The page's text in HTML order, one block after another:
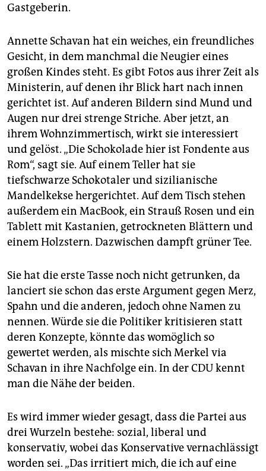
Gastgeberin.
Annette Schavan hat ein weiches, ein freundliches
Gesicht, in dem manchmal die Neugier eines
großen Kindes steht. Es gibt Fotos aus ihrer Zeit als
Ministerin, auf denen ihr Blick hart nach innen
gerichtet ist. Auf anderen Bildern sind Mund und
Augen nur drei strenge Striche. Aber jetzt, an
ihrem Wohnzimmertisch, wirkt sie interessiert
und gelöst. „Die Schokolade hier ist Fondente aus
Rom“, sagt sie. Auf einem Teller hat sie
tiefschwarze Schokotaler und sizilianische
Mandelkekse hergerichtet. Auf dem Tisch stehen
außerdem ein MacBook, ein Strauß Rosen und ein
Tablett mit Kastanien, getrockneten Blättern und
einem Holzstern. Dazwischen dampft grüner Tee.
Sie hat die erste Tasse noch nicht getrunken, da
lanciert sie schon das erste Argument gegen Merz,
Spahn und die anderen, jedoch ohne Namen zu
nennen. Würde sie die Politiker kritisieren statt
deren Konzepte, könnte das womöglich so
gewertet werden, als mischte sich Merkel via
Schavan in ihre Nachfolge ein. In der CDU kennt
man die Nähe der beiden.
Es wird immer wieder gesagt, dass die Partei aus
drei Wurzeln bestehe: sozial, liberal und
konservativ, wobei das Konservative vernachlässigt
worden sei. „Das irritiert mich, die ich auf eine